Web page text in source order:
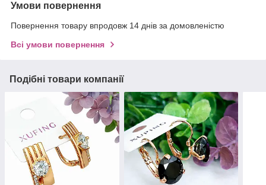
Умови повернення
Повернення товару впродовж 14 днів за домовленістю
Всі умови повернення
Подібні товари компанії